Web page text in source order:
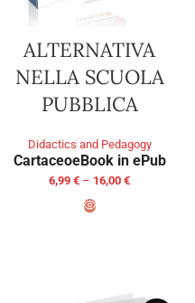
ALTERNATIVA
NELLA SCUOLA
PUBBLICA
Didactics and Pedagogy
CartaceoeBook in ePub
6,99 € – 16,00 €